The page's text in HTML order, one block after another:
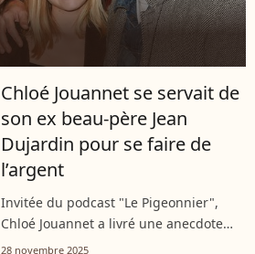
Chloé Jouannet se servait de
son ex beau-père Jean
Dujardin pour se faire de
l’argent
Invitée du podcast "Le Pigeonnier",
Chloé Jouannet a livré une anecdote
étonnante sur son adolescence. À
28 novembre 2025